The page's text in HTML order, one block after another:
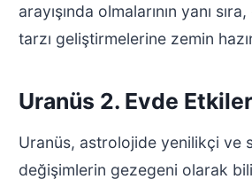
arayışında olmalarının yanı
tarzı geliştirmelerine zemin
Uranüs 2. Evde
Uranüs, astrolojide yenilikçi ve
değişimlerin gezegeni olarak